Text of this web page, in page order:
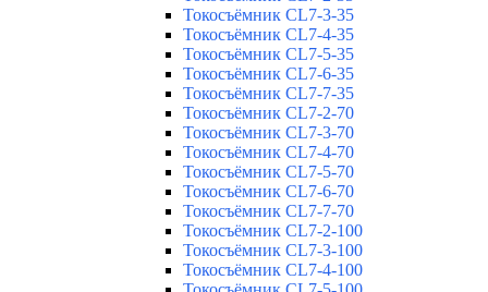
Токосъёмник CL7-3-35
Токосъёмник CL7-4-35
Токосъёмник CL7-5-35
Токосъёмник CL7-6-35
Токосъёмник CL7-7-35
Токосъёмник CL7-2-70
Токосъёмник CL7-3-70
Токосъёмник CL7-4-70
Токосъёмник CL7-5-70
Токосъёмник CL7-6-70
Токосъёмник CL7-7-70
Токосъёмник CL7-2-100
Токосъёмник CL7-3-100
Токосъёмник CL7-4-100